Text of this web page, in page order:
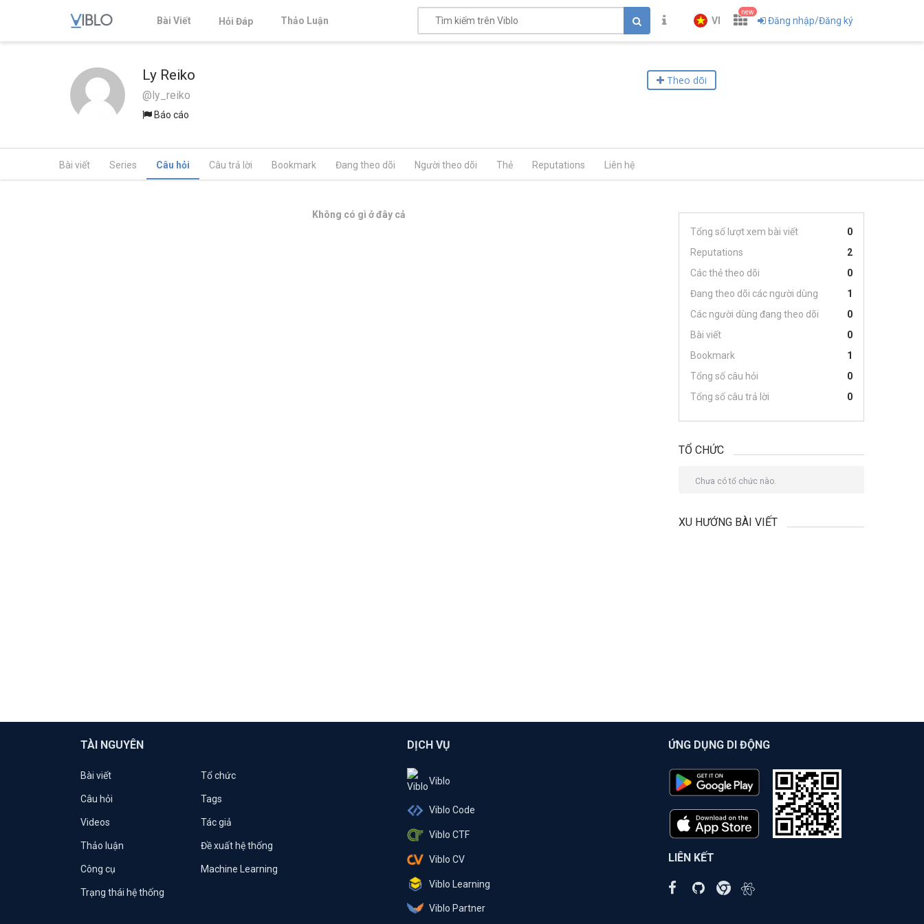
Bài Viết Hỏi Đáp Thảo Luận VI
new
Đăng nhập/Đăng ký
Ly Reiko
@ly_reiko
Báo cáo
Theo dõi
Bài viết Series Câu hỏi Câu trả lời Bookmark Đang theo dõi Người theo dõi Thẻ Reputations Liên hệ
Không có gì ở đây cả
Tổng số lượt xem bài viết
0
Reputations
2
Các thẻ theo dõi
0
Đang theo dõi các người dùng
1
Các người dùng đang theo dõi
0
Bài viết
0
Bookmark
1
Tổng số câu hỏi
0
Tổng số câu trả lời
0
TỔ CHỨC
Chưa có tổ chức nào.
XU HƯỚNG BÀI VIẾT
TÀI NGUYÊN
Bài viết Tổ chức
Câu hỏi Tags
Videos Tác giả
Thảo luận Đề xuất hệ thống
Công cụ Machine Learning
Trạng thái hệ thống
DỊCH VỤ
Viblo
Viblo Code
Viblo CTF
Viblo CV
Viblo Learning
Viblo Partner
ỨNG DỤNG DI ĐỘNG
LIÊN KẾT